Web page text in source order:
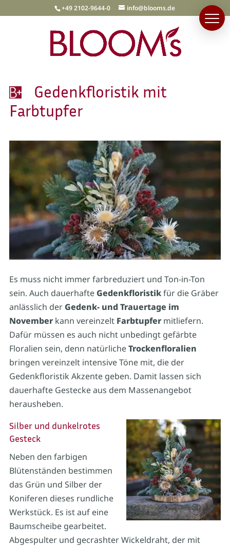
+49 2102-9644-0 info@blooms.de
Gedenkfloristik mit
Farbtupfer
Es muss nicht immer farbreduziert und Ton-in-Ton
sein. Auch dauerhafte Gedenkfloristikfür die Gräber
anlässlich der Gedenk- und Trauertage im
Novemberkann vereinzelt Farbtupfermitliefern.
Dafür müssen es auch nicht unbedingt gefärbte
Floralien sein, denn natürlicheTrockenfloralien
bringen vereinzelt intensive Töne mit, die der
Gedenkfloristik Akzente geben. Damit lassen sich
dauerhafte Gestecke aus dem Massenangebot
herausheben.
Silber und dunkelrotes
Gesteck
Neben den farbigen
Blütenständen bestimmen
das Grün und Silber der
Koniferen dieses rundliche
Werkstück. Es ist auf eine
Baumscheibe gearbeitet.
Abgespulter und gecrashter Wickeldraht, der mit